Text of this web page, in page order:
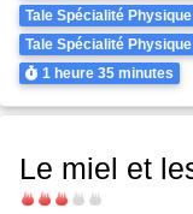
Tale Spécialité
Tale Spécialité
Durée
1 heure 35 minutes
Le miel et
Difficulté